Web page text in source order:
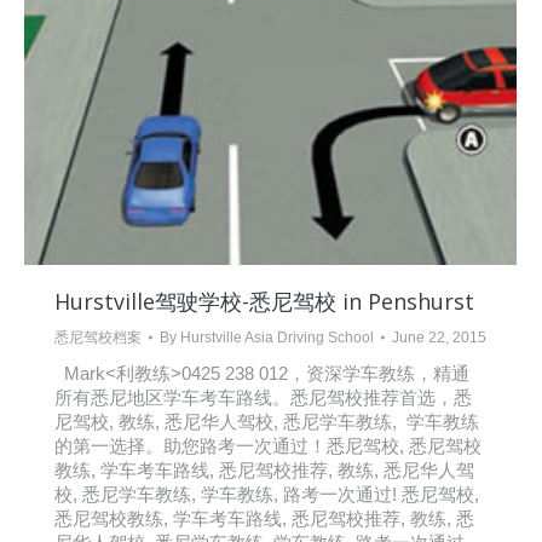
Hurstville驾驶学校-悉尼驾校 in Penshurst
悉尼驾校档案 By Hurstville Asia Driving School June 22, 2015
Mark<利教练>0425 238 012，资深学车教练，精通
所有悉尼地区学车考车路线。悉尼驾校推荐首选，悉
尼驾校, 教练, 悉尼华人驾校, 悉尼学车教练, 学车教练
的第一选择。助您路考一次通过！悉尼驾校, 悉尼驾校
教练, 学车考车路线, 悉尼驾校推荐, 教练, 悉尼华人驾
校, 悉尼学车教练, 学车教练, 路考一次通过! 悉尼驾校,
悉尼驾校教练, 学车考车路线, 悉尼驾校推荐, 教练, 悉